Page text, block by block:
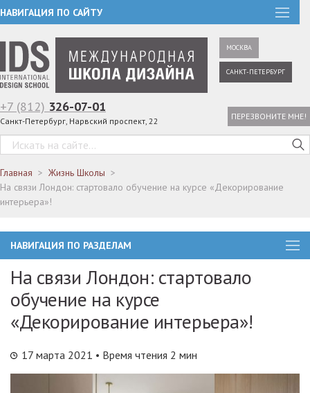
НАВИГАЦИЯ ПО САЙТУ
МОСКВА
САНКТ-ПЕТЕРБУРГ
+7 (812) 326-07-01
Санкт-Петербург, Нарвский проспект, 22 ПЕРЕЗВОНИТЕ МНЕ!
Главная
Жизнь Школы
На связи Лондон: стартовало обучение на курсе «Декорирование
интерьера»!
НАВИГАЦИЯ ПО РАЗДЕЛАМ
На связи Лондон: стартовало
обучение на курсе
«Декорирование интерьера»!
17 марта 2021 • Время чтения 2 мин